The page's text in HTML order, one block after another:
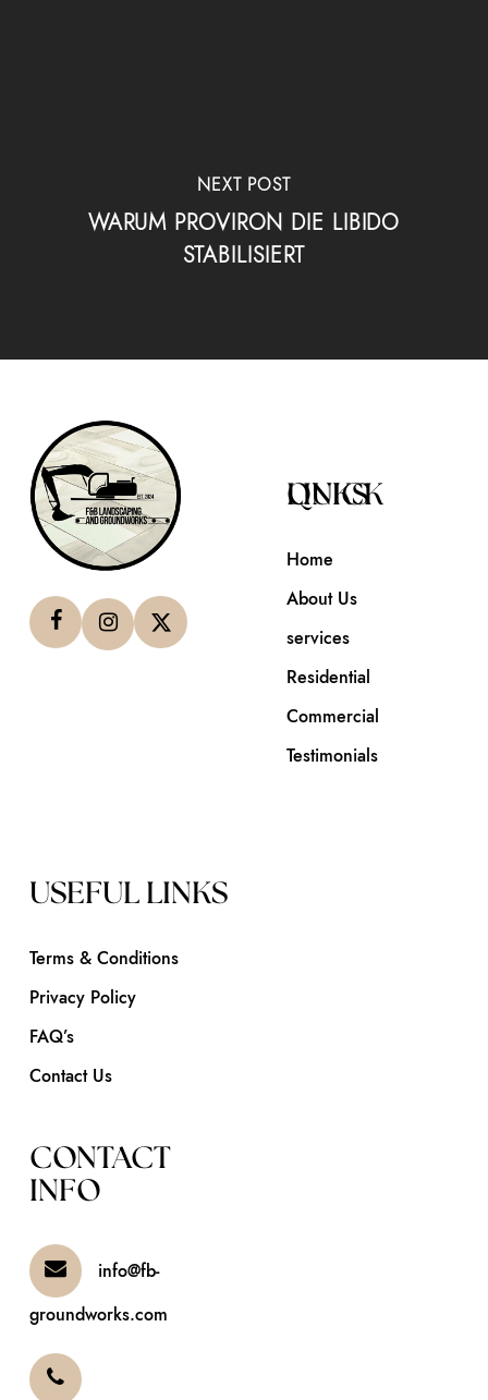
NEXT POST
WARUM PROVIRON DIE LIBIDO
STABILISIERT
QUICK LINKS
Home
About Us
services
Residential
Commercial
Testimonials
USEFUL LINKS
Terms & Conditions
Privacy Policy
FAQ’s
Contact Us
CONTACT
INFO
info@fb-
groundworks.com